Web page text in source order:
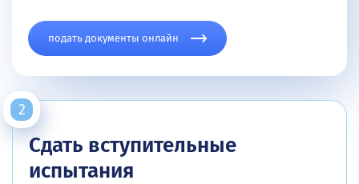
подать документы онлайн
Сдать вступительные
испытания